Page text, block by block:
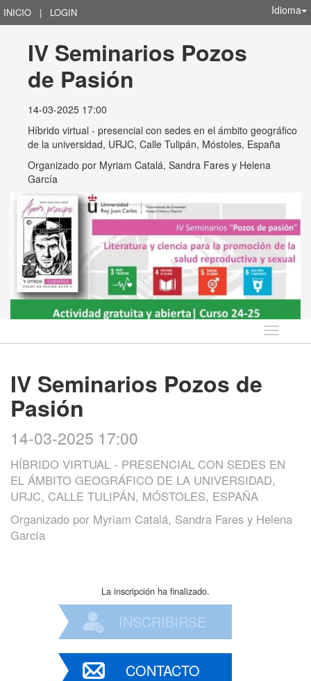
INICIO | LOGIN Idioma
IV Seminarios Pozos
de Pasión
14-03-2025 17:00
Híbrido virtual - presencial con sedes en el ámbito geográfico
de la universidad, URJC, Calle Tulipán, Móstoles, España
Organizado por Myriam Catalá, Sandra Fares y Helena
García
Idioma
IV Seminarios Pozos de
Pasión
14-03-2025 17:00
HÍBRIDO VIRTUAL - PRESENCIAL CON SEDES EN
EL ÁMBITO GEOGRÁFICO DE LA UNIVERSIDAD,
URJC, CALLE TULIPÁN, MÓSTOLES, ESPAÑA
Organizado por Myriam Catalá, Sandra Fares y Helena
García
La inscripción ha finalizado.
INSCRIBIRSE
CONTACTO